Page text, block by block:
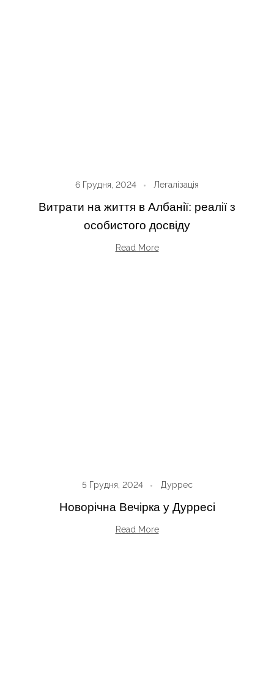
6 Грудня, 2024 Легалізація
Витрати на життя в Албанії: реалії з
особистого досвіду
Read More
5 Грудня, 2024 Дуррес
Новорічна Вечірка у Дурресі
Read More